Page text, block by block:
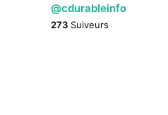
@cdurableinfo
273 Suiveurs